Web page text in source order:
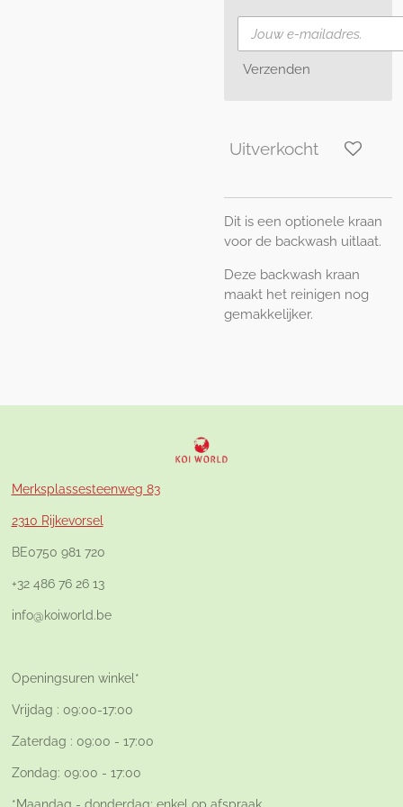
Verzenden
Uitverkocht
Dit is een optionele kraan
voor de backwash uitlaat.
Deze backwash kraan
maakt het reinigen nog
gemakkelijker.
Merksplassesteenweg 83
2310 Rijkevorsel
BE0750 981 720
+32 486 76 26 13
info@koiworld.be
Openingsuren winkel*
Vrijdag : 09:00-17:00
Zaterdag : 09:00 - 17:00
Zondag: 09:00 - 17:00